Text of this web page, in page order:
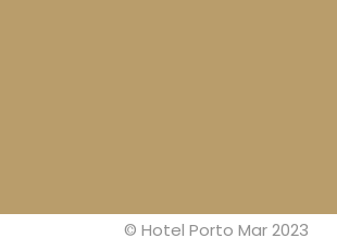
© Hotel Porto Mar 2023